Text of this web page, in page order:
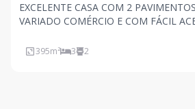
EXCELENTE CASA COM 2
VARIADO COMÉRCIO E COM FÁCIL
entrada, sala com varanda, lareira
395m² 3 2